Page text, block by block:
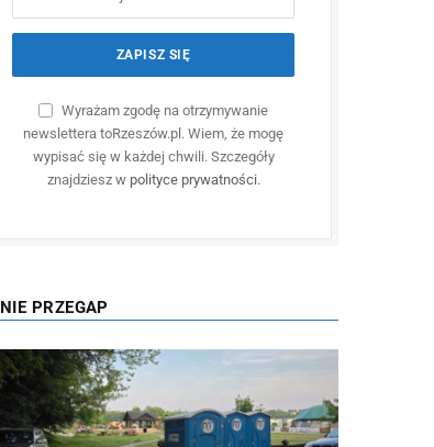
Wyrażam zgodę na otrzymywanie
newslettera toRzeszów.pl. Wiem, że mogę
wypisać się w każdej chwili. Szczegóły
znajdziesz w polityce prywatności.
NIE PRZEGAP